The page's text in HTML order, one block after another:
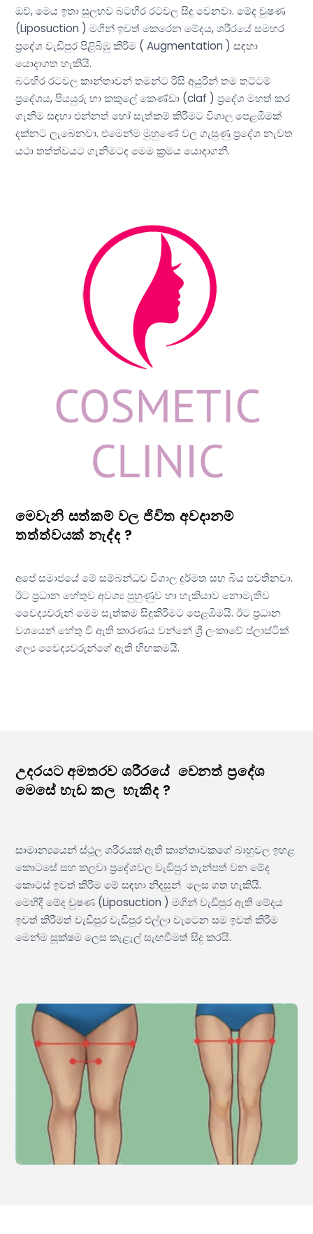
ඔව්, මෙය ඉතා සුලභව බටහිර රටවල සිදු වෙනවා. මේද චුෂණ
(Liposuction ) මගින් ඉවත් කෙරෙන මේදය, ශරීරයේ සමහර
ප්‍රදේශ වැඩිපුර පිළිබිඹු කිරීම ( Augmentation ) සඳහා
යොදාගත හැකියි.
බටහිර රටවල කාන්තාවන් තමන්ට රිසි අයුරින් තම තට්ටම්
ප්‍රදේශය, පියයුරු හා කකුලේ කෙණ්ඩා (claf ) ප්‍රදේශ මහත් කර
ගැනීම සඳහා එන්නත් හෝ සැත්කම් කිරීමට විශාල පෙළඹීමක්
දක්නට ලැබෙනවා. එමෙන්ම මුහුණේ වල ගැසුණු ප්‍රදේශ නැවත
යථා තත්ත්වයට ගැනීමටද මෙම ක්‍රමය යොදාගනී.
මෙවැනි සත්කම් වල ජිවිත අවදානම්
තත්ත්වයක් නැද්ද ?
අපේ සමාජයේ මේ සම්බන්ධව විශාල දුර්මත සහ බිය පවතිනවා.
ඊට ප්‍රධාන හේතුව අවශ්‍ය පුහුණුව හා හැකියාව නොමැතිව
වෛද්‍යවරුන් මෙම සැත්කම සිදුකිරීමට පෙළඹීමයි. ඊට ප්‍රධාන
වශයෙන් හේතු වී ඇති කාරණය වන්නේ ශ්‍රී ලංකාවේ ප්ලාස්ටික්
ශල්‍ය වෛද්‍යවරුන්ගේ ඇති හිඟකමයි.
උදරයට අමතරව ශරීරයේ වෙනත් ප්‍රදේශ
මෙසේ හැඩ කල හැකිද ?
සාමාන්‍යයෙන් ස්ථූල ශරීරයක් ඇති කාන්තාවකගේ බාහුවල ඉහළ
කොටසේ සහ කලවා ප්‍රදේශවල වැඩිපුර තැන්පත් වන මේද
කොටස් ඉවත් කිරීම මේ සඳහා නිදසුන් ලෙස ගත හැකියි.
මෙහිදී මේද චුෂණ (Liposuction ) මගින් වැඩිපුර ඇති මේදය
ඉවත් කිරීමත් වැඩිපුර වැඩිපුර එල්ලා වැටෙන සම ඉවත් කිරීම
මෙන්ම සූක්ෂම ලෙස කැළැල් සැඟවීමත් සිදු කරයි.